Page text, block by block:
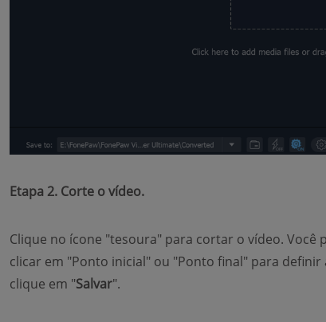
Etapa 2. Corte o vídeo.
Clique no ícone "tesoura" para cortar o vídeo.
clicar em "Ponto inicial" ou "Ponto final" para definir
clique em "Salvar".